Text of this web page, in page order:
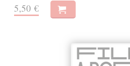
5,50 €